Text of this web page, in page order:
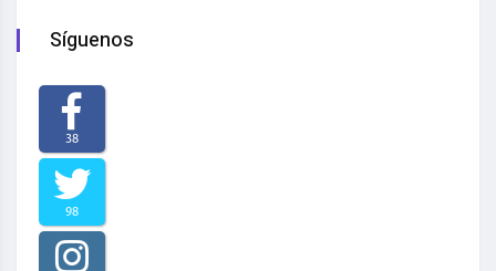
Síguenos
38
98